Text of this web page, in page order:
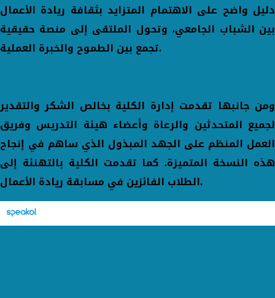
دليل واضح على الاهتمام المتزايد بثقافة ريادة الأعمال
بين الشباب الجامعي، وتحول الملتقى إلى منصة حقيقية
تجمع بين الطموح والخبرة العملية.
ومن جانبها تقدمت إدارة الكلية بخالص الشكر والتقدير
لجميع المتحدثين والرعاة وأعضاء هيئة التدريس وفريق
العمل المنظم على الجهد المبذول الذي ساهم في إنجاح
هذه النسخة المتميزة. كما تقدمت الكلية بالتهنئة إلى
الطلاب الفائزين في مسابقة ريادة الأعمال.